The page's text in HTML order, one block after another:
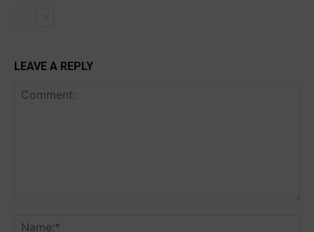
LEAVE A REPLY